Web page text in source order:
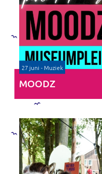
27 juni - Muziek
MOODZ